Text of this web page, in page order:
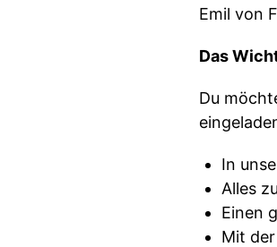
Emil von
Das
Du
In
Alles
Einen
Mit der